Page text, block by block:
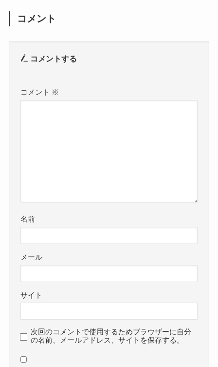
コメント
コメントする
コメント ※
名前
メール
サイト
次回のコメントで使用するためブラウザーに自分
の名前、メールアドレス、サイトを保存する。